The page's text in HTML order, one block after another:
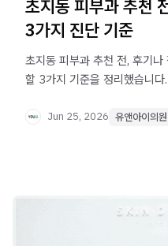
초지동 피부과 추천
3가지 진단 기준
초지동 피부과 추천 전, 후기
할 3가지 기준을 정리했습니
Jun 25, 2026 유앤아이의